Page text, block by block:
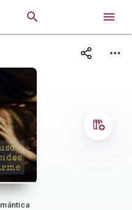
 